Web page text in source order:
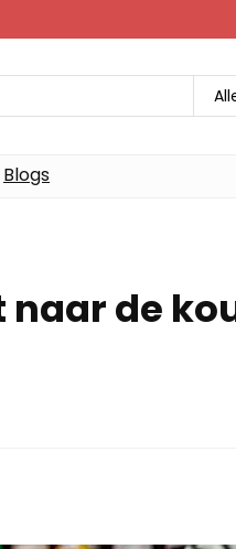
Blogs
naar de